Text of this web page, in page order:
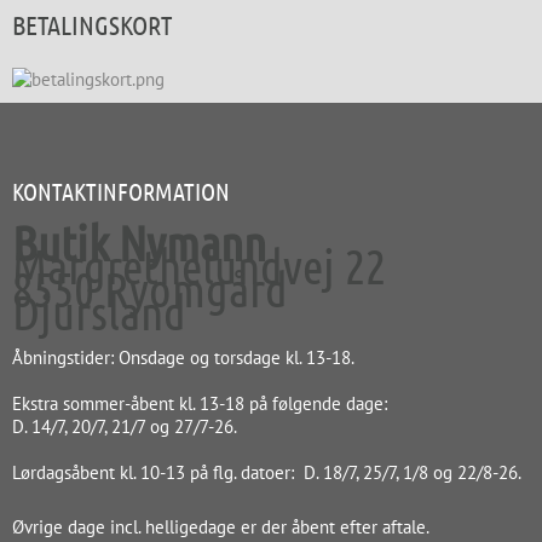
BETALINGSKORT
KONTAKTINFORMATION
Butik Nymann
Margrethelundvej 22
8550 Ryomgård
Djursland
Åbningstider: Onsdage og torsdage kl. 13-18.
Ekstra sommer-åbent kl. 13-18 på følgende dage:
D. 14/7, 20/7, 21/7 og 27/7-26.
Lørdagsåbent kl. 10-13 på flg. datoer: D. 18/7, 25/7, 1/8 og 22/8-26.
Øvrige dage incl. helligedage er der åbent efter aftale.